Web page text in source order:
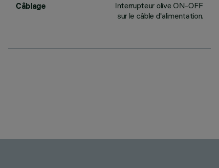
Câblage
Interrupteur olive ON-OFF
sur le câble d'alimentation.